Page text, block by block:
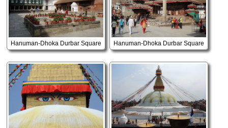
Hanuman-Dhoka Durbar Square Hanuman-Dhoka Durbar Square